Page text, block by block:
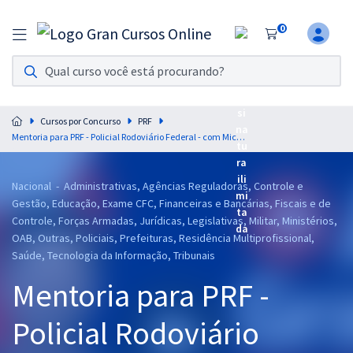
0
Assinatura Ilimitada 11
Acesso a todos os cursos. Teste grátis por 7 dias!
Assinatura OAB Até Passar
Acesso ilimitado a toda preparação para o Exame da
Residências Multiprofissionais
Preparação completa e intensiva para as principais
residências em saúde do Brasil
Assinatura Ilimitada
Cursos 20% OFF
Cursos por Concurso
PRF
Mentoria para PRF - Policial Rodoviário Federal - com Micael Portela (6 meses)
Nacional - Administrativas, Agências Reguladoras, Controle e
Gestão, Educação, Exame CFC, Financeiras e Bancárias, Fiscais e de
Controle, Forças Armadas, Jurídicas, Legislativas, Militar, Ministérios,
OAB, Outras, Policiais, Prefeituras, Residência Multiprofissional,
Saúde, Tecnologia da Informação, Tribunais
Mentoria para PRF -
Policial Rodoviário